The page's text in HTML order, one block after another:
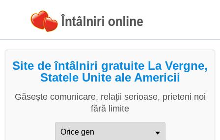
Site de întâlniri gratuite La Vergne,
Statele Unite ale Americii
Găsește comunicare, relații serioase, prieteni noi
fără limite